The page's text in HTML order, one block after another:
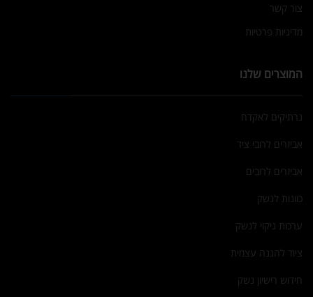
צור קשר
מדיניות פרטיות
המוצרים שלנו
נרתיקים לאקדח
אביזרים לרובי ציד
אביזרים לרובים
כוונות לנשק
ערכות ניקוי לנשק
ציוד להגנה עצמית
חידוש רישיון נשק